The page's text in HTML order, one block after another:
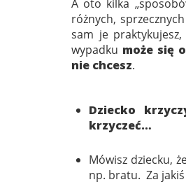
A oto kilka
różnych,
sam je
wypadku może się
nie chcesz.
Dziecko
krzyczeć…
Mówisz dziecku,
np. bratu. Za